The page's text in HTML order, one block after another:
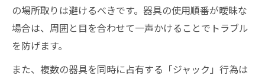
の場所取りは避けるべきです。器具の使用順番が曖昧な
場合は、周囲と目を合わせて一声かけることでトラブル
を防げます。
また、複数の器具を同時に占有する「ジャック」行為は